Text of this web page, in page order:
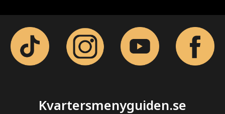
Kvartersmenyguiden.se